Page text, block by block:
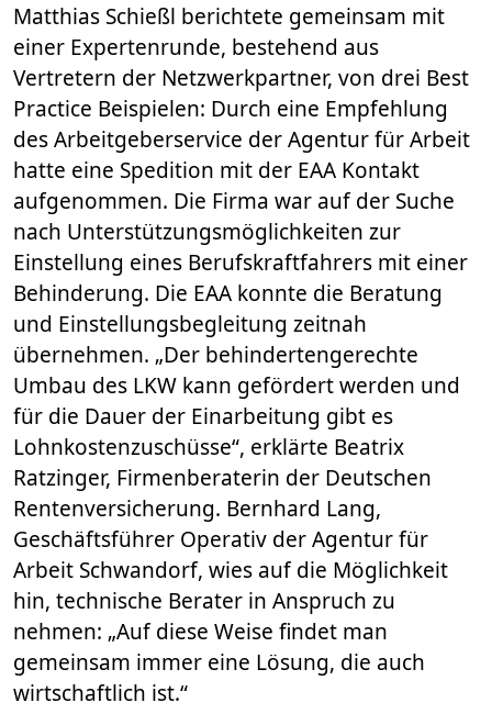
Matthias Schießl berichtete gemeinsam mit
einer Expertenrunde, bestehend aus
Vertretern der Netzwerkpartner, von drei Best
Practice Beispielen: Durch eine Empfehlung
des Arbeitgeberservice der Agentur für Arbeit
hatte eine Spedition mit der EAA Kontakt
aufgenommen. Die Firma war auf der Suche
nach Unterstützungsmöglichkeiten zur
Einstellung eines Berufskraftfahrers mit einer
Behinderung. Die EAA konnte die Beratung
und Einstellungsbegleitung zeitnah
übernehmen. „Der behindertengerechte
Umbau des LKW kann gefördert werden und
für die Dauer der Einarbeitung gibt es
Lohnkostenzuschüsse“, erklärte Beatrix
Ratzinger, Firmenberaterin der Deutschen
Rentenversicherung. Bernhard Lang,
Geschäftsführer Operativ der Agentur für
Arbeit Schwandorf, wies auf die Möglichkeit
hin, technische Berater in Anspruch zu
nehmen: „Auf diese Weise findet man
gemeinsam immer eine Lösung, die auch
wirtschaftlich ist.“